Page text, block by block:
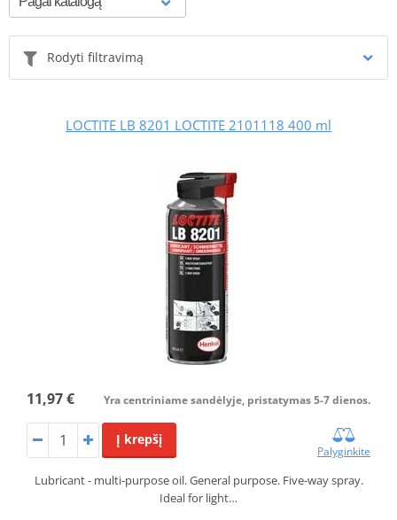
Rodyti filtravimą
LOCTITE LB 8201 LOCTITE 2101118 400 ml
11,97 € Yra centriniame sandėlyje, pristatymas 5-7 dienos.
Į krepšį
Palyginkite
Lubricant - multi-purpose oil. General purpose. Five-way spray.
Ideal for light…